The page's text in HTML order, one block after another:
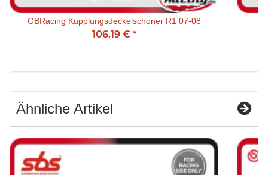
GBRacing Kupplungsdeckelschoner R1 07-08
106,19 € *
Ähnliche Artikel